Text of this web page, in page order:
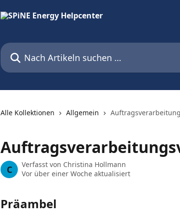
Nach Artikeln suchen …
Alle Kollektionen Allgemein
C Verfasst von Christina Hollmann
Vor über einer Woche aktualisiert
Präambel